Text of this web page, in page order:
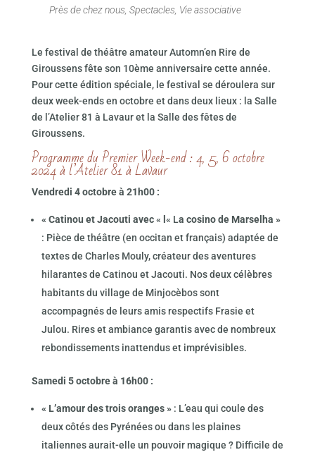
Près de chez nous, Spectacles, Vie associative
Le festival de théâtre amateur Automn’en Rire de
Giroussens fête son 10ème anniversaire cette année.
Pour cette édition spéciale, le festival se déroulera sur
deux week-ends en octobre et dans deux lieux : la Salle
de l’Atelier 81 à Lavaur et la Salle des fêtes de
Giroussens.
Programme du Premier Week-end : 4, 5, 6 octobre
2024 à l’Atelier 81 à Lavaur
Vendredi 4 octobre à 21h00 :
« Catinou et Jacouti avec« « La cosino de Marselha »
: Pièce de théâtre (en occitan et français) adaptée de
textes de Charles Mouly, créateur des aventures
hilarantes de Catinou et Jacouti. Nos deux célèbres
habitants du village de Minjocèbos sont
accompagnés de leurs amis respectifs Frasie et
Julou. Rires et ambiance garantis avec de nombreux
rebondissements inattendus et imprévisibles.
Samedi 5 octobre à 16h00 :
« L’amour des trois oranges »: L’eau qui coule des
deux côtés des Pyrénées ou dans les plaines
italiennes aurait-elle un pouvoir magique ? Difficile de